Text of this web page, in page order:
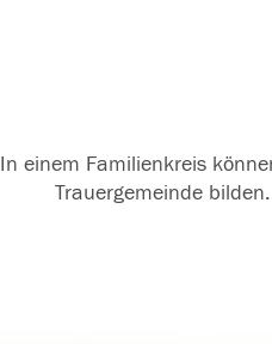
In einem Familienkreis
Trauergemeinde